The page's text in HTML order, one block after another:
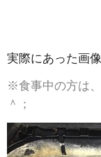
実際にあった画
※食事中の方は
＾；